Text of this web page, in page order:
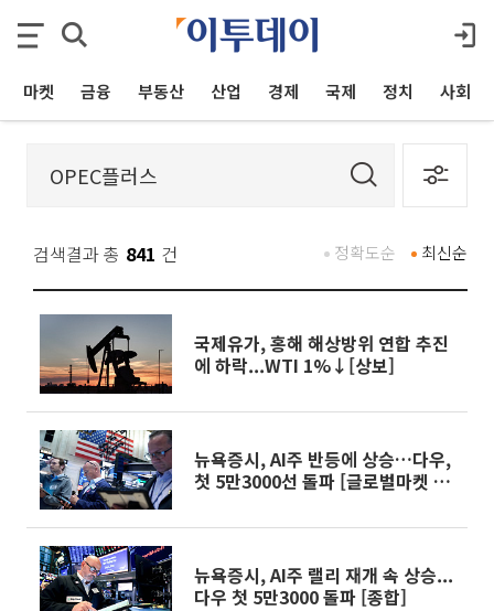
마켓 금융 부동산 산업 경제 국제 정치 사회
검색결과 총 841 건 최신순
정확도순
국제유가, 홍해 해상방위 연합 추진
에 하락...WTI 1%↓[상보]
뉴욕증시, AI주 반등에 상승…다우,
첫 5만3000선 돌파 [글로벌마켓 모
뉴욕증시, AI주 랠리 재개 속 상승...
다우 첫 5만3000 돌파 [종합]